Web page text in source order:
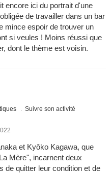
encore ici du portrait d'une
de travailler dans un bar
mince espoir de trouver un
si veules ! Moins réussi que
dont le thème est voisin.
Suivre son activité
et Kyôko Kagawa, que
Mère", incarnent deux
de quitter leur condition et de